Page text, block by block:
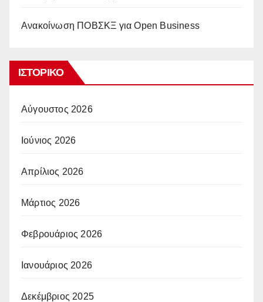
Ανακοίνωση ΠΟΒΣΚΞ για Open Business
ΙΣΤΟΡΙΚΌ
Αύγουστος 2026
Ιούνιος 2026
Απρίλιος 2026
Μάρτιος 2026
Φεβρουάριος 2026
Ιανουάριος 2026
Δεκέμβριος 2025